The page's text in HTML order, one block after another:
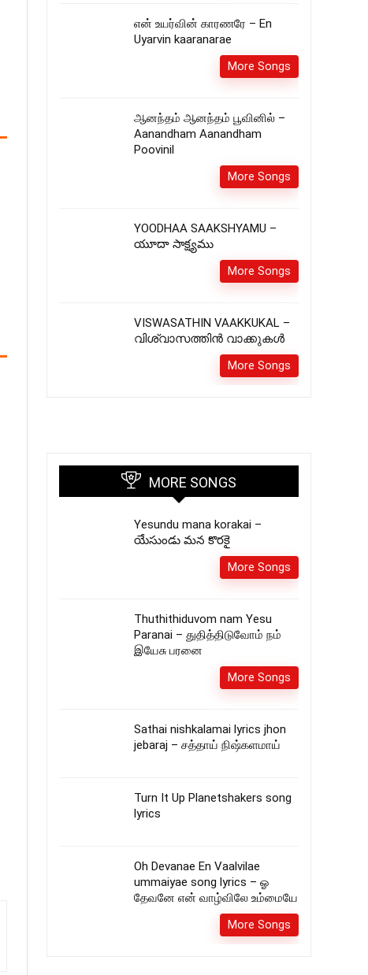
என் உயர்வின் காரணரே – En
Uyarvin kaaranarae
More Songs
ஆனந்தம் ஆனந்தம் பூவினில் –
Aanandham Aanandham
Poovinil
More Songs
YOODHAA SAAKSHYAMU –
యూదా సాక్ష్యము
More Songs
VISWASATHIN VAAKKUKAL –
വിശ്വാസത്തിൻ വാക്കുകൾ
More Songs
MORE SONGS
Yesundu mana korakai –
యేసుండు మన కొరకై
More Songs
Thuthithiduvom nam Yesu
Paranai – துதித்திடுவோம் நம்
இயேசு பரனை
More Songs
Sathai nishkalamai lyrics jhon
jebaraj – சத்தாய் நிஷ்களமாய்
Turn It Up Planetshakers song
lyrics
Oh Devanae En Vaalvilae
ummaiyae song lyrics – ஓ
தேவனே என் வாழ்விலே உம்மையே
More Songs